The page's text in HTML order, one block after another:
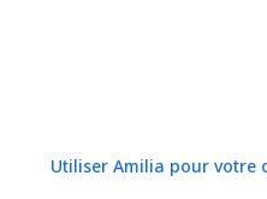
Utiliser Amilia pour votre